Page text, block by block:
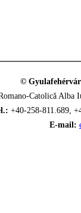
©
Catolică
+40-258-811.689,
E-mail: